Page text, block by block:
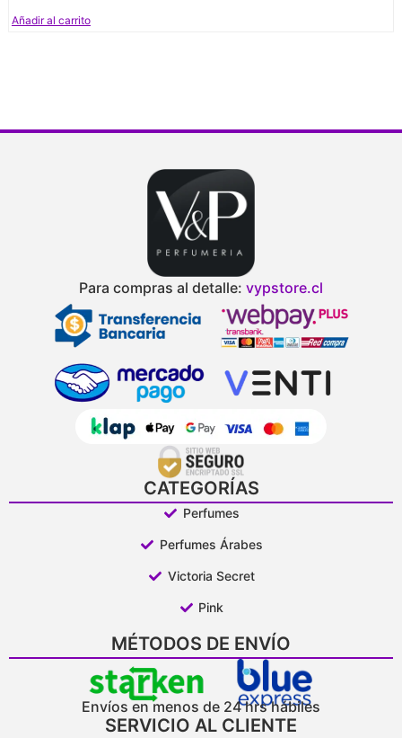
Añadir al carrito
Para compras al detalle: vypstore.cl
CATEGORÍAS
Perfumes
Perfumes Árabes
Victoria Secret
Pink
MÉTODOS DE ENVÍO
Envíos en menos de 24 hrs hábiles
SERVICIO AL CLIENTE